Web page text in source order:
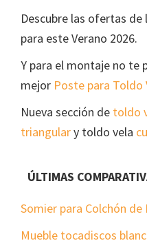
Descubre las ofertas de
para este Verano 2026.
Y para el montaje no te
mejor Poste para Toldo
Nueva sección de toldo
triangulary toldo vela
ÚLTIMAS
Somier para Colchón de
Mueble tocadiscos